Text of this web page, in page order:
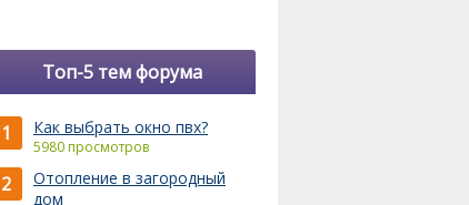
Топ-5 тем форума
1 Как выбрать окно пвх?
5980 просмотров
2
Отопление в загородный
дом